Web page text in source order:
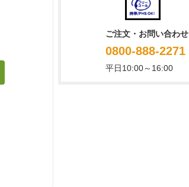
ご注文・お問い合わせ
0800-888-2271
平日10:00～16:00